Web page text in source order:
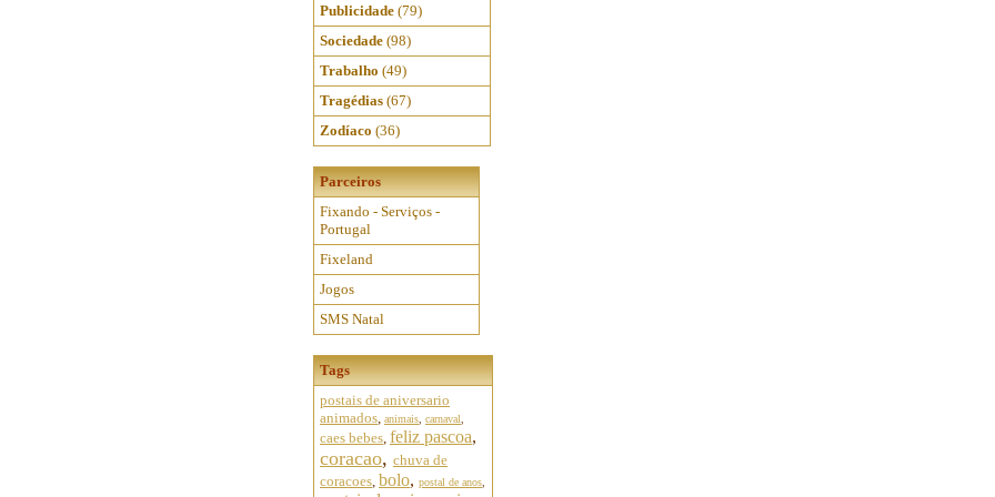
Publicidade (79)
Sociedade (98)
Trabalho (49)
Tragédias (67)
Zodíaco (36)
Parceiros
Fixando - Serviços -
Portugal
Fixeland
Jogos
SMS Natal
Tags
postais de aniversario
animados, animais carnaval
caes bebes, feliz pascoa,
coracao, chuva de
coracoes, bolo, postal de anos